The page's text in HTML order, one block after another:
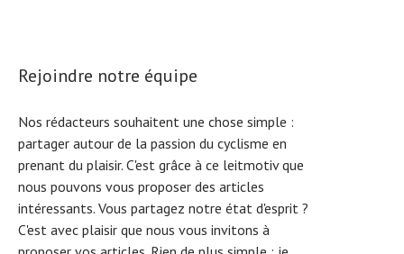
Rejoindre notre équipe
Nos rédacteurs souhaitent une chose simple :
partager autour de la passion du cyclisme en
prenant du plaisir. C'est grâce à ce leitmotiv que
nous pouvons vous proposer des articles
intéressants. Vous partagez notre état d'esprit ?
C'est avec plaisir que nous vous invitons à